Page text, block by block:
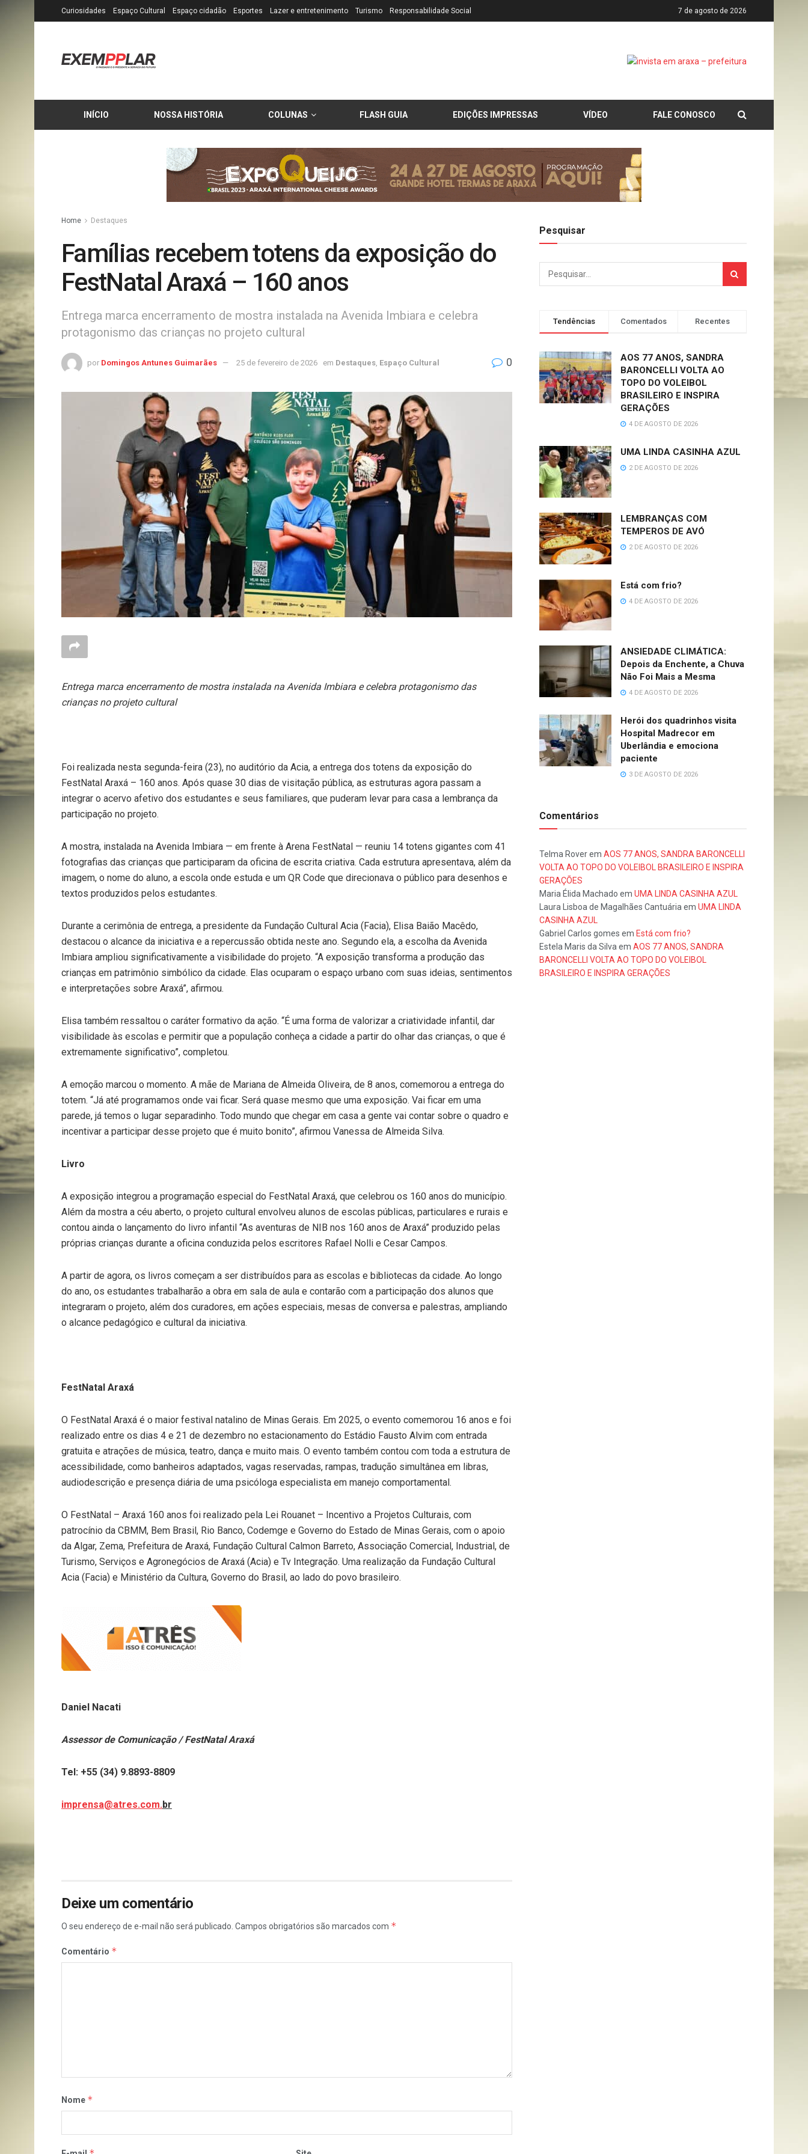
Curiosidades Espaço Cultural Espaço cidadão Esportes Lazer e entretenimento Turismo Responsabilidade Social 7 de agosto de 2026
INÍCIO NOSSA HISTÓRIA COLUNAS FLASH GUIA EDIÇÕES IMPRESSAS VÍDEO FALE CONOSCO
Home Destaques
Famílias recebem totens da exposição do
FestNatal Araxá – 160 anos
Entrega marca encerramento de mostra instalada na Avenida Imbiara e celebra
protagonismo das crianças no projeto cultural
por Domingos Antunes Guimarães 25 de fevereiro de 2026 em Destaques Espaço Cultural 0
Entrega marca encerramento de mostra instalada na Avenida Imbiara e celebra protagonismo das
crianças no projeto cultural
Foi realizada nesta segunda-feira (23), no auditório da Acia, a entrega dos totens da exposição do
FestNatal Araxá – 160 anos. Após quase 30 dias de visitação pública, as estruturas agora passam a
integrar o acervo afetivo dos estudantes e seus familiares, que puderam levar para casa a lembrança da
participação no projeto.
A mostra, instalada na Avenida Imbiara — em frente à Arena FestNatal — reuniu 14 totens gigantes com 41
fotografias das crianças que participaram da oficina de escrita criativa. Cada estrutura apresentava, além da
imagem, o nome do aluno, a escola onde estuda e um QR Code que direcionava o público para desenhos e
textos produzidos pelos estudantes.
Durante a cerimônia de entrega, a presidente da Fundação Cultural Acia (Facia), Elisa Baião Macêdo,
destacou o alcance da iniciativa e a repercussão obtida neste ano. Segundo ela, a escolha da Avenida
Imbiara ampliou significativamente a visibilidade do projeto. “A exposição transforma a produção das
crianças em patrimônio simbólico da cidade. Elas ocuparam o espaço urbano com suas ideias, sentimentos
e interpretações sobre Araxá”, afirmou.
Elisa também ressaltou o caráter formativo da ação. “É uma forma de valorizar a criatividade infantil, dar
visibilidade às escolas e permitir que a população conheça a cidade a partir do olhar das crianças, o que é
extremamente significativo”, completou.
A emoção marcou o momento. A mãe de Mariana de Almeida Oliveira, de 8 anos, comemorou a entrega do
totem. “Já até programamos onde vai ficar. Será quase mesmo que uma exposição. Vai ficar em uma
parede, já temos o lugar separadinho. Todo mundo que chegar em casa a gente vai contar sobre o quadro e
incentivar a participar desse projeto que é muito bonito”, afirmou Vanessa de Almeida Silva.
Livro
A exposição integrou a programação especial do FestNatal Araxá, que celebrou os 160 anos do município.
Além da mostra a céu aberto, o projeto cultural envolveu alunos de escolas públicas, particulares e rurais e
contou ainda o lançamento do livro infantil “As aventuras de NIB nos 160 anos de Araxá” produzido pelas
próprias crianças durante a oficina conduzida pelos escritores Rafael Nolli e Cesar Campos.
A partir de agora, os livros começam a ser distribuídos para as escolas e bibliotecas da cidade. Ao longo
do ano, os estudantes trabalharão a obra em sala de aula e contarão com a participação dos alunos que
integraram o projeto, além dos curadores, em ações especiais, mesas de conversa e palestras, ampliando
o alcance pedagógico e cultural da iniciativa.
FestNatal Araxá
O FestNatal Araxá é o maior festival natalino de Minas Gerais. Em 2025, o evento comemorou 16 anos e foi
realizado entre os dias 4 e 21 de dezembro no estacionamento do Estádio Fausto Alvim com entrada
gratuita e atrações de música, teatro, dança e muito mais. O evento também contou com toda a estrutura de
acessibilidade, como banheiros adaptados, vagas reservadas, rampas, tradução simultânea em libras,
audiodescrição e presença diária de uma psicóloga especialista em manejo comportamental.
O FestNatal – Araxá 160 anos foi realizado pela Lei Rouanet – Incentivo a Projetos Culturais, com
patrocínio da CBMM, Bem Brasil, Rio Banco, Codemge e Governo do Estado de Minas Gerais, com o apoio
da Algar, Zema, Prefeitura de Araxá, Fundação Cultural Calmon Barreto, Associação Comercial, Industrial, de
Turismo, Serviços e Agronegócios de Araxá (Acia) e Tv Integração. Uma realização da Fundação Cultural
Acia (Facia) e Ministério da Cultura, Governo do Brasil, ao lado do povo brasileiro.
Daniel Nacati
Assessor de Comunicação / FestNatal Araxá
Tel: +55 (34) 9.8893-8809
imprensa@atres.com.br
Deixe um comentário
O seu endereço de e-mail não será publicado. Campos obrigatórios são marcados com *
Comentário *
Nome *
Pesquisar
Tendências Comentados Recentes
AOS 77 ANOS, SANDRA
BARONCELLI VOLTA AO
TOPO DO VOLEIBOL
BRASILEIRO E INSPIRA
GERAÇÕES
4 DE AGOSTO DE 2026
UMA LINDA CASINHA AZUL
2 DE AGOSTO DE 2026
LEMBRANÇAS COM
TEMPEROS DE AVÓ
2 DE AGOSTO DE 2026
Está com frio?
4 DE AGOSTO DE 2026
ANSIEDADE CLIMÁTICA:
Depois da Enchente, a Chuva
Não Foi Mais a Mesma
4 DE AGOSTO DE 2026
Herói dos quadrinhos visita
Hospital Madrecor em
Uberlândia e emociona
paciente
3 DE AGOSTO DE 2026
Comentários
Telma Roverem AOS 77 ANOS, SANDRA BARONCELLI
VOLTA AO TOPO DO VOLEIBOL BRASILEIRO E INSPIRA
GERAÇÕES
Maria Élida Machado em UMA LINDA CASINHA AZUL
Laura Lisboa de Magalhães Cantuáriaem UMA LINDA
CASINHA AZUL
Gabriel Carlos gomes em Está com frio?
Estela Maris da Silvaem AOS 77 ANOS, SANDRA
BARONCELLI VOLTA AO TOPO DO VOLEIBOL
BRASILEIRO E INSPIRA GERAÇÕES